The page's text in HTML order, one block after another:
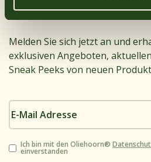
Melden Sie sich jetzt an und
exklusiven Angeboten,
Sneak Peeks von neuen
E-
Mail
Zustimmung
Ich bin mit den Oliehoorn®
einverstanden